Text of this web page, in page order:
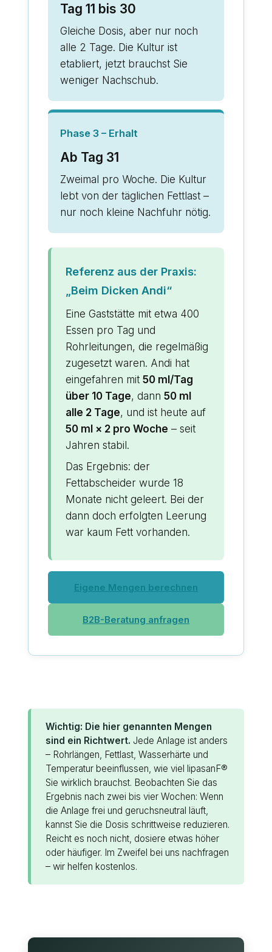
Tag 11 bis 30
Gleiche Dosis, aber nur noch
alle 2 Tage. Die Kultur ist
etabliert, jetzt brauchst Sie
weniger Nachschub.
Phase 3 – Erhalt
Ab Tag 31
Zweimal pro Woche. Die Kultur
lebt von der täglichen Fettlast –
nur noch kleine Nachfuhr nötig.
Referenz aus der Praxis:
„Beim Dicken Andi“
Eine Gaststätte mit etwa 400
Essen pro Tag und
Rohrleitungen, die regelmäßig
zugesetzt waren. Andi hat
eingefahren mit 50 ml/Tag
über 10 Tage, dann 50 ml
alle 2 Tage, und ist heute auf
50 ml × 2 pro Woche – seit
Jahren stabil.
Das Ergebnis: der
Fettabscheider wurde 18
Monate nicht geleert. Bei der
dann doch erfolgten Leerung
war kaum Fett vorhanden.
Eigene Mengen berechnen
B2B-Beratung anfragen
Wichtig: Die hier genannten Mengen
sind ein Richtwert. Jede Anlage ist anders
– Rohrlängen, Fettlast, Wasserhärte und
Temperatur beeinflussen, wie viel lipasanF®
Sie wirklich brauchst. Beobachten Sie das
Ergebnis nach zwei bis vier Wochen: Wenn
die Anlage frei und geruchsneutral läuft,
kannst Sie die Dosis schrittweise reduzieren.
Reicht es noch nicht, dosiere etwas höher
oder häufiger. Im Zweifel bei uns nachfragen
– wir helfen kostenlos.